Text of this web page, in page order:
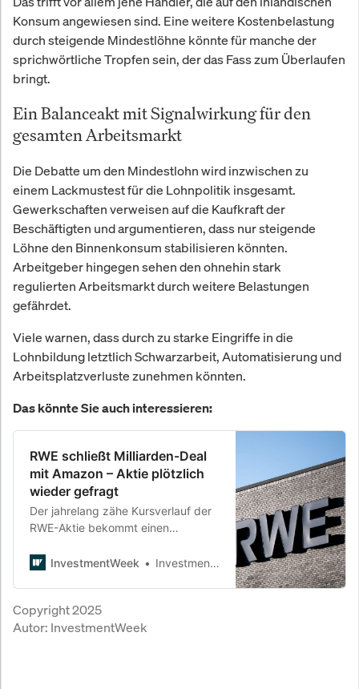
Konsum angewiesen sind. Eine weitere Kostenbelastung
durch steigende Mindestlöhne könnte für manche der
sprichwörtliche Tropfen sein, der das Fass zum Überlaufen
bringt.
Ein Balanceakt mit Signalwirkung für den
gesamten Arbeitsmarkt
Die Debatte um den Mindestlohn wird inzwischen zu
einem Lackmustest für die Lohnpolitik insgesamt.
Gewerkschaften verweisen auf die Kaufkraft der
Beschäftigten und argumentieren, dass nur steigende
Löhne den Binnenkonsum stabilisieren könnten.
Arbeitgeber hingegen sehen den ohnehin stark
regulierten Arbeitsmarkt durch weitere Belastungen
gefährdet.
Viele warnen, dass durch zu starke Eingriffe in die
Lohnbildung letztlich Schwarzarbeit, Automatisierung und
Arbeitsplatzverluste zunehmen könnten.
Das könnte Sie auch interessieren:
RWE schließt Milliarden-Deal
mit Amazon – Aktie plötzlich
wieder gefragt
Der jahrelang zähe Kursverlauf der
RWE-Aktie bekommt einen
Deal über 1,1 Gigawatt Ökostrom
RWE die Cloud-Dienste des Tech-
Riesen zur eigenen Digitalisierung.
InvestmentWeek InvestmentWeek
Copyright 2025
Autor: InvestmentWeek